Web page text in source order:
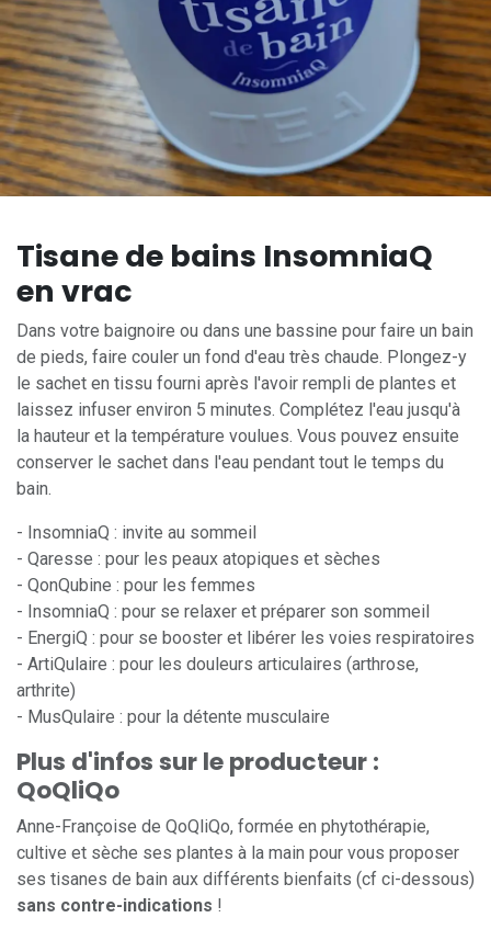
Tisane de bains InsomniaQ
en vrac
Dans votre baignoire ou dans une bassine pour faire un bain
de pieds, faire couler un fond d'eau très chaude. Plongez-y
le sachet en tissu fourni après l'avoir rempli de plantes et
laissez infuser environ 5 minutes. Complétez l'eau jusqu'à
la hauteur et la température voulues. Vous pouvez ensuite
conserver le sachet dans l'eau pendant tout le temps du
bain.
- InsomniaQ : invite au sommeil
- Qaresse : pour les peaux atopiques et sèches
- QonQubine : pour les femmes
- InsomniaQ : pour se relaxer et préparer son sommeil
- EnergiQ : pour se booster et libérer les voies respiratoires
- ArtiQulaire : pour les douleurs articulaires (arthrose,
arthrite)
- MusQulaire : pour la détente musculaire
Plus d'infos sur le producteur :
QoQliQo
Anne-Françoise de QoQliQo, formée en phytothérapie,
cultive et sèche ses plantes à la main pour vous proposer
ses tisanes de bain aux différents bienfaits (cf ci-dessous)
sans contre-indications !